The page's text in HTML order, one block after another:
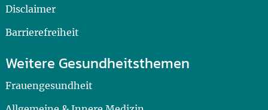
Disclaimer
Barrierefreiheit
Weitere Gesundheitsthemen
Frauengesundheit